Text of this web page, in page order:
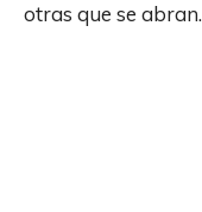
otras que se abran.